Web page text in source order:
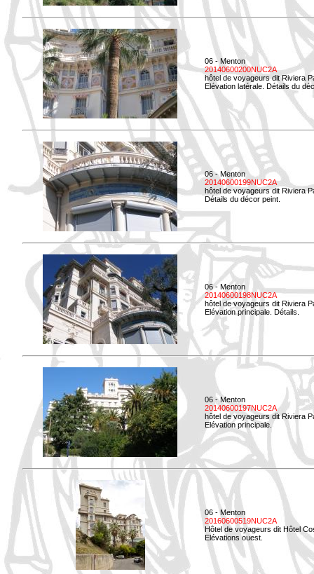
06 - Menton
20140600200NUC2A
hôtel de voyageurs dit Riviera
Elévation latérale. Détails du
06 - Menton
20140600199NUC2A
hôtel de voyageurs dit Riviera
Détails du décor peint.
06 - Menton
20140600198NUC2A
hôtel de voyageurs dit Riviera
Elévation principale. Détails.
06 - Menton
20140600197NUC2A
hôtel de voyageurs dit Riviera
Elévation principale.
06 - Menton
20160600519NUC2A
Hôtel de voyageurs dit Hôtel
Elévations ouest.